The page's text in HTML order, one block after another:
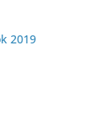
2019